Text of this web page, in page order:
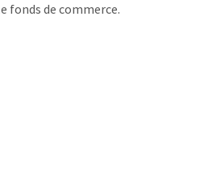
fonds de commerce.